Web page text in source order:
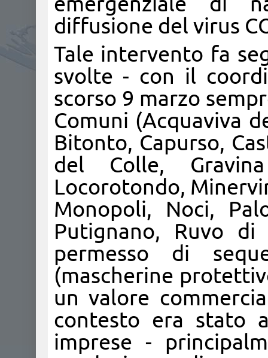
diffusione del virus
Tale intervento fa
svolte - con il
scorso 9 marzo
Comuni (Acquaviva
Bitonto, Capurso,
del Colle,
Locorotondo,
Monopoli, Noci,
Putignano, Ruvo
permesso di
(mascherine
un valore
contesto era stato
imprese -